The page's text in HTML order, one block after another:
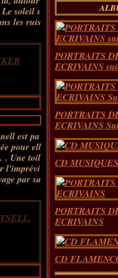
soleil s
les ruis
est pa
pour ell
. Une toil
l'imprévi
par sa
,
PORTRAITS
ECRIVAINS
PORTRAITS
ECRIVAINS
CD
PORTRAITS
ECRIVAINS
CD